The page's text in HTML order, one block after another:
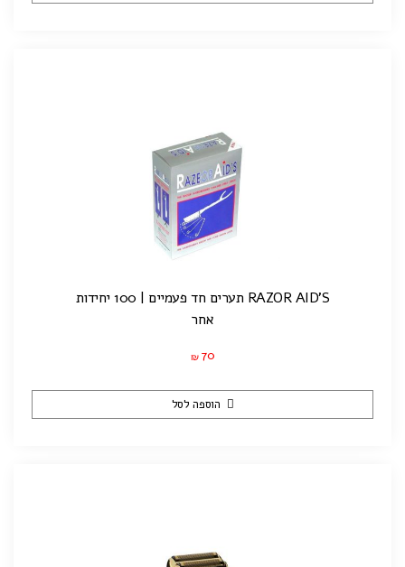
RAZOR AID'S תערים חד פעמיים | 100 יחידות
אחר
₪ 70
הוספה לסל